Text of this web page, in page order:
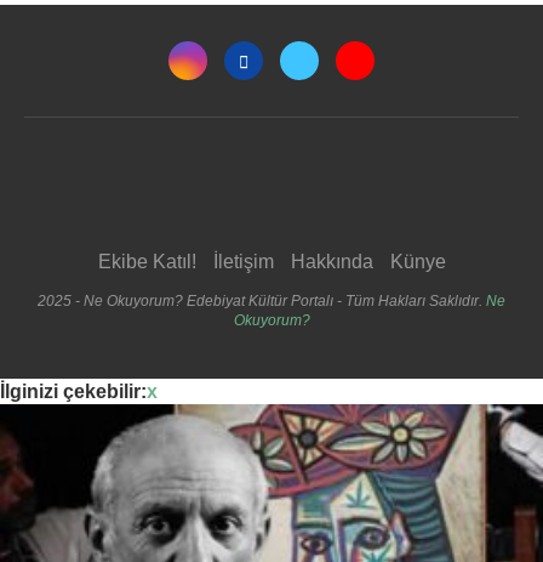
Ekibe Katıl! İletişim Hakkında Künye
2025 - Ne Okuyorum? Edebiyat Kültür Portalı - Tüm Hakları Saklıdır. Ne
Okuyorum?
İlginizi çekebilir:x